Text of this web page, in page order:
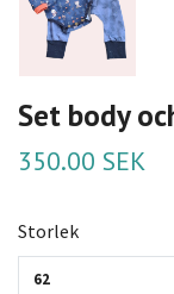
Set body
350.00 SEK
Storlek
62